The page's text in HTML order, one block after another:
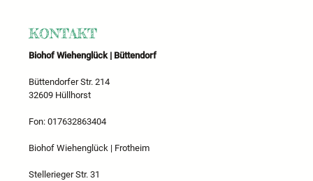
KONTAKT
Biohof Wiehenglück | Büttendorf
Büttendorfer Str. 214
32609 Hüllhorst
Fon: 017632863404
Biohof Wiehenglück | Frotheim
Stellerieger Str. 31